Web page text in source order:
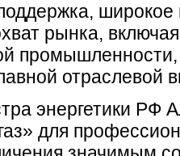
рынка,
отраслевой
энергетики РФ
для